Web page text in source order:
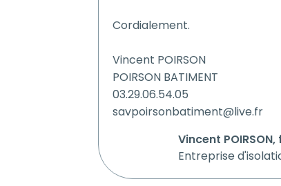
Cordialement.
Vincent POIRSON
POIRSON BATIMENT
03.29.06.54.05
savpoirsonbatiment@live.fr
Vincent
Entreprise